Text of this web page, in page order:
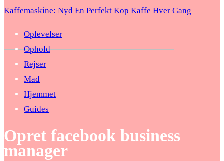
Kaffemaskine: Nyd En Perfekt Kop Kaffe Hver Gang
Oplevelser
Ophold
Rejser
Mad
Hjemmet
Guides
Opret facebook business
manager